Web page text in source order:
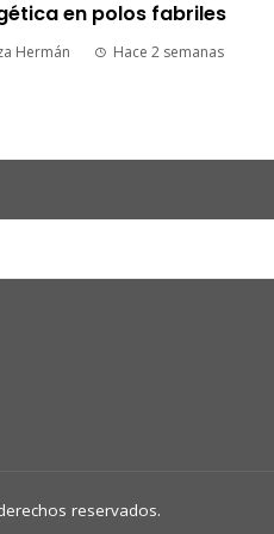
en polos fabriles
Hermán Hace 2 semanas
reservados.